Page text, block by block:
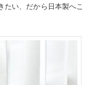
たい、だから日本製へこ